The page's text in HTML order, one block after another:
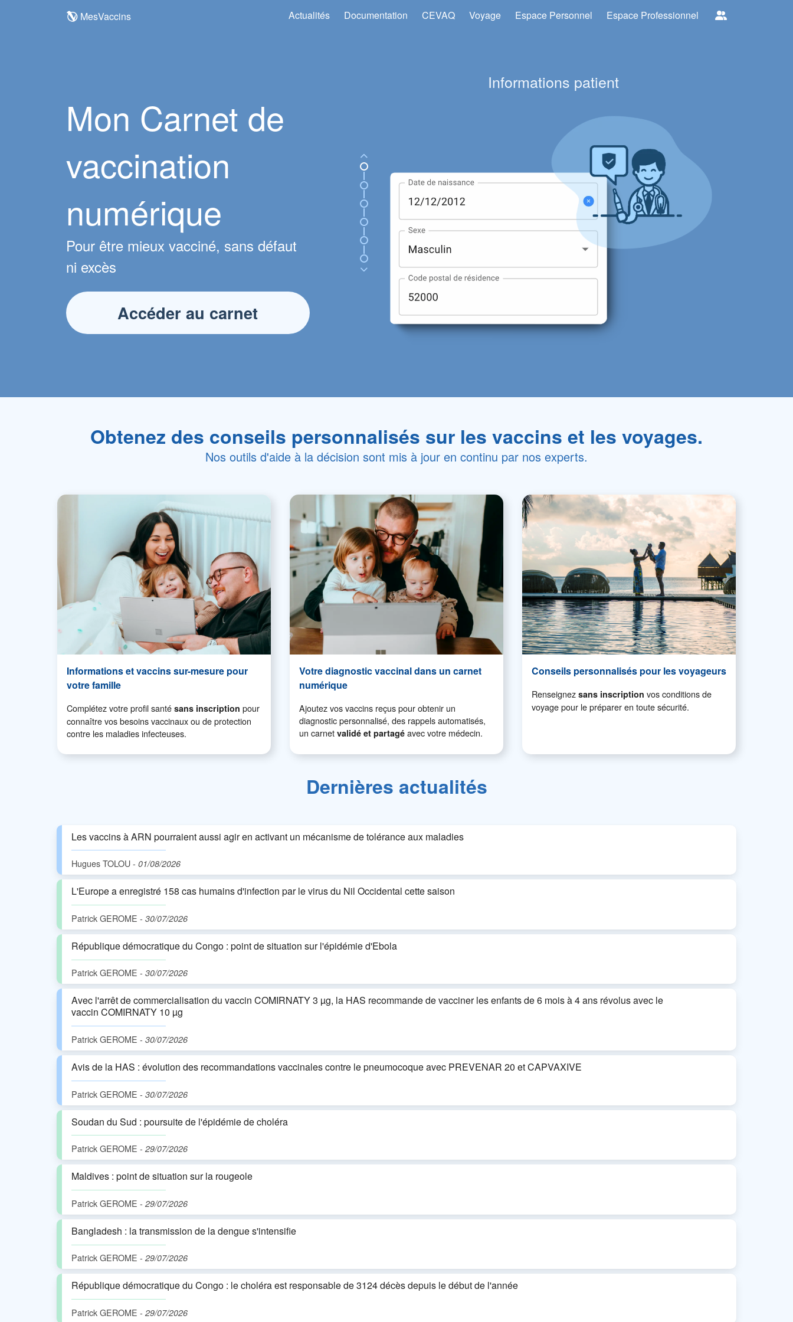
MesVaccins Actualités Documentation CEVAQ Voyage Espace Personnel Espace Professionnel
Mon Carnet de
vaccination
numérique
Pour être mieux vacciné, sans défaut
ni excès
Accéder au carnet
Informations patient
Obtenez des conseils personnalisés sur les vaccins et les voyages.
Nos outils d'aide à la décision sont mis à jour en continu par nos experts.
Informations et vaccins sur-mesure pour
votre famille
Complétez votre profil santé sans inscription pour
connaître vos besoins vaccinaux ou de protection
contre les maladies infecteuses.
Votre diagnostic vaccinal dans un carnet
numérique
Ajoutez vos vaccins reçus pour obtenir un
diagnostic personnalisé, des rappels automatisés,
un carnet validé et partagé avec votre médecin.
Conseils personnalisés pour les voyageurs
Renseignez sans inscription vos conditions de
voyage pour le préparer en toute sécurité.
Dernières actualités
Les vaccins à ARN pourraient aussi agir en activant un mécanisme de tolérance aux maladies
Hugues TOLOU- 01/08/2026
L'Europe a enregistré 158 cas humains d'infection par le virus du Nil Occidental cette saison
Patrick GEROME - 30/07/2026
République démocratique du Congo : point de situation sur l'épidémie d'Ebola
Patrick GEROME - 30/07/2026
Avec l'arrêt de commercialisation du vaccin COMIRNATY 3 µg, la HAS recommande de vacciner les enfants de 6 mois à 4 ans révolus avec le
vaccin COMIRNATY 10 µg
Patrick GEROME - 30/07/2026
Avis de la HAS : évolution des recommandations vaccinales contre le pneumocoque avec PREVENAR 20 et CAPVAXIVE
Patrick GEROME - 30/07/2026
Soudan du Sud : poursuite de l'épidémie de choléra
Patrick GEROME - 29/07/2026
Maldives : point de situation sur la rougeole
Patrick GEROME - 29/07/2026
Bangladesh : la transmission de la dengue s'intensifie
Patrick GEROME - 29/07/2026
République démocratique du Congo : le choléra est responsable de 3124 décès depuis le début de l'année
Patrick GEROME - 29/07/2026